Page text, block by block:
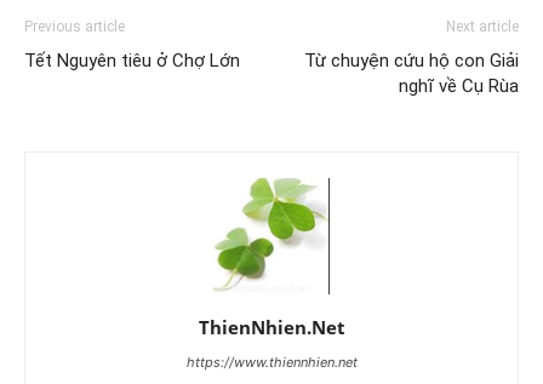
Previous article
Tết Nguyên tiêu ở Chợ Lớn
Next article
Từ chuyện cứu hộ con Giải
nghĩ về Cụ Rùa
ThienNhien.Net
https://www.thiennhien.net